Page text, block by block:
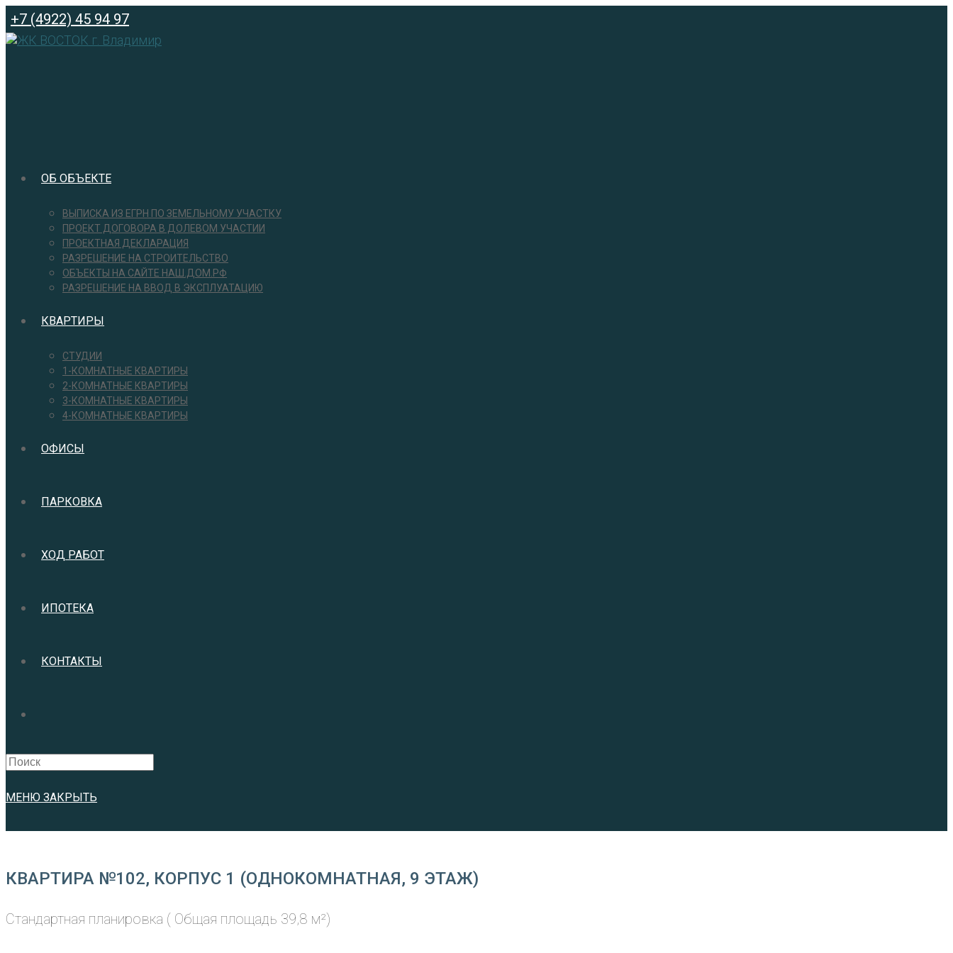
Перейти
к
содержимому
+7 (4922) 45 94 97
ОБ ОБЪЕКТЕ
ВЫПИСКА ИЗ ЕГРН ПО ЗЕМЕЛЬНОМУ УЧАСТКУ
ПРОЕКТ ДОГОВОРА В ДОЛЕВОМ УЧАСТИИ
ПРОЕКТНАЯ ДЕКЛАРАЦИЯ
РАЗРЕШЕНИЕ НА СТРОИТЕЛЬСТВО
ОБЪЕКТЫ НА САЙТЕ НАШ.ДОМ.РФ
РАЗРЕШЕНИЕ НА ВВОД В ЭКСПЛУАТАЦИЮ
КВАРТИРЫ
СТУДИИ
1-КОМНАТНЫЕ КВАРТИРЫ
2-КОМНАТНЫЕ КВАРТИРЫ
3-КОМНАТНЫЕ КВАРТИРЫ
4-КОМНАТНЫЕ КВАРТИРЫ
ОФИСЫ
ПАРКОВКА
ХОД РАБОТ
ИПОТЕКА
КОНТАКТЫ
Search
this
website
МЕНЮ ЗАКРЫТЬ
КВАРТИРА №102, КОРПУС 1 (ОДНОКОМНАТНАЯ, 9 ЭТАЖ)
Стандартная планировка ( Общая площадь 39,8 м²)